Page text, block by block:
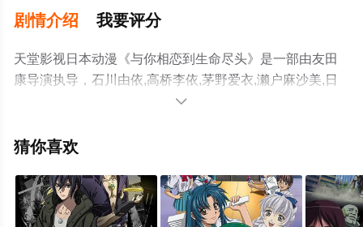
剧情介绍 我要评分
天堂影视日本动漫《与你相恋到生命尽头》是一部由友田
康导演执导，石川由依,高桥李依,茅野爱衣,濑户麻沙美,日
高里菜,内山夕实等演员精彩演绎的日本动漫，手机免费观
信息可移步至豆瓣动漫、电视猫或剧情网等平台了解。

猜你喜欢